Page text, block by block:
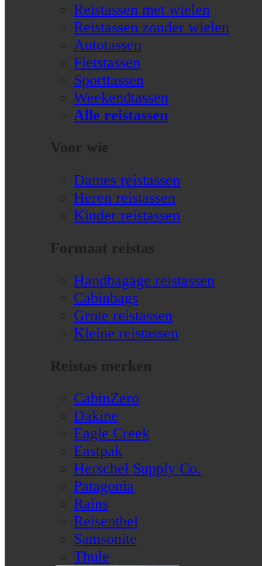
Reistassen met wielen
Reistassen zonder wielen
Autotassen
Fietstassen
Sporttassen
Weekendtassen
Alle reistassen
Voor wie
Dames reistassen
Heren reistassen
Kinder reistassen
Formaat reistas
Handbagage reistassen
Cabinbags
Grote reistassen
Kleine reistassen
Reistas merken
CabinZero
Dakine
Eagle Creek
Eastpak
Herschel Supply Co.
Patagonia
Rains
Reisenthel
Samsonite
Thule